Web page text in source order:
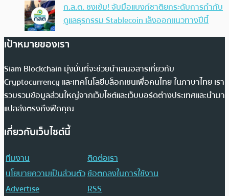
ก.ล.ต. ชงเข้ม! จับมือแบงก์ชาติยกระดับการกำกับ
ดูแลธุรกรรม Stablecoin เล็งออกแนวทางปีนี้
เป้าหมายของเรา
Siam Blockchain มุ่งมั่นที่จะช่วยนำเสนอสารเกี่ยวกับ
Cryptocurrency และเทคโนโลยีบล็อกเชนเพื่อคนไทย ในภาษาไทย เรา
รวบรวมข้อมูลส่วนใหญ่จากเว็บไซต์และเว็บบอร์ดต่างประเทศและนำมา
แปลส่งตรงถึงฟีดคุณ
เกี่ยวกับเว็บไซต์นี้
ทีมงาน
ติดต่อเรา
นโยบายความเป็นส่วนตัวข้อตกลงในการใช้งาน
Advertise
RSS